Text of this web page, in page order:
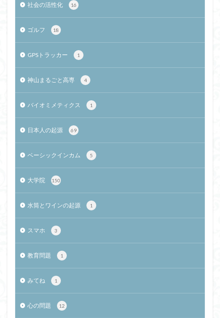
社会の活性化 16
ゴルフ 18
GPSトラッカー 1
神山まるごと高専 4
バイオミメティクス 1
日本人の起源 69
ベーシックインカム 5
大学院 150
水筒とワインの起源 1
スマホ 3
教育問題 1
みてね 1
心の問題 12